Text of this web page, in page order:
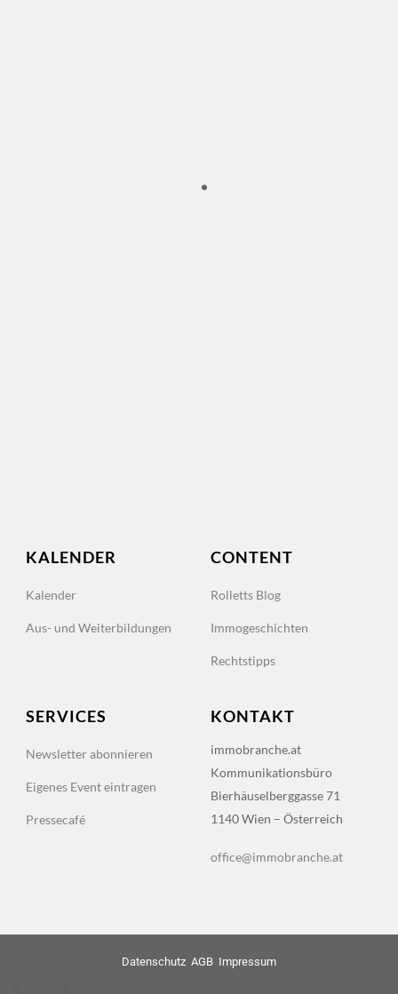
KALENDER
Kalender
Aus- und Weiterbildungen
CONTENT
Rolletts Blog
Immogeschichten
Rechtstipps
SERVICES
Newsletter abonnieren
Eigenes Event eintragen
Pressecafé
KONTAKT
immobranche.at
Kommunikationsbüro
Bierhäuselberggasse 71
1140 Wien – Österreich
office@immobranche.at
Datenschutz AGB Impressum